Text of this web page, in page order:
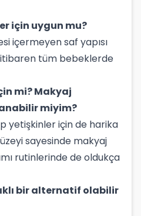
için uygun mu?
içermeyen saf yapısı
tüm bebeklerde
mi? Makyaj
miyim?
yetişkinler için de harika
sayesinde makyaj
rutinlerinde de oldukça
bir alternatif olabilir